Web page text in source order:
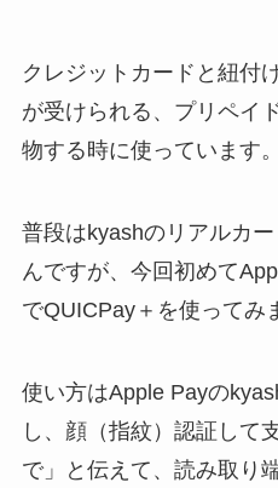
クレジットカードと紐付
が受けられる、プリペイ
物する時に使っています。
普段はkyashのリアルカ
んですが、今回初めて
でQUICPay＋を使ってみ
使い方はApple Payの
し、顔（指紋）認証して
で」と伝えて、読み取り